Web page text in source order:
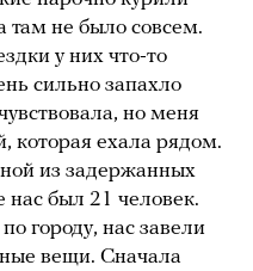
там не было совсем.
у них что-то
сильно запахло
но меня
которая ехала рядом.
из задержанных
нас был 21 человек.
городу, нас завели
вещи. Сначала